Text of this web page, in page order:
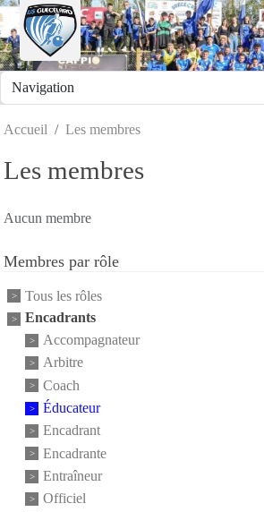
Accueil Les membres
Les membres
Aucun membre
Membres par rôle
Tous les rôles
Encadrants
Accompagnateur
Arbitre
Coach
Éducateur
Encadrant
Encadrante
Entraîneur
Officiel
Panneau de gestion des cookies